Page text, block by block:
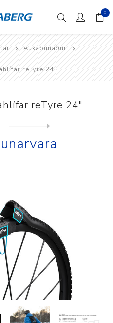
0
Aukabúnaður
reTyre 24"
reTyre 24"